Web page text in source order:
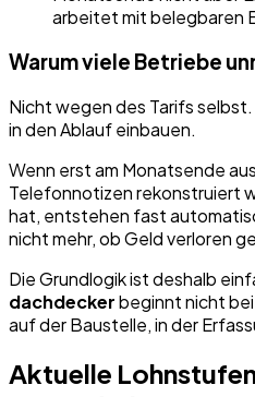
arbeitet mit belegbaren
Warum viele Betriebe
Nicht wegen des Tarifs
in den Ablauf einbauen.
Wenn erst am Monatsende
Telefonnotizen rekonstruiert
hat, entstehen fast
nicht mehr, ob Geld verloren
Die Grundlogik ist deshalb
dachdeckerbeginnt nicht
auf der Baustelle, in der
Aktuelle